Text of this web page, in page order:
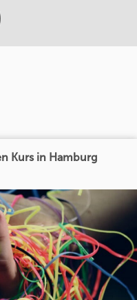
Kurs in Hamburg